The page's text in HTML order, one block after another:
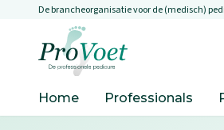
Overslaan en naar de inhoud gaan
De brancheorganisatie voor de (medisch)
Home Professionals